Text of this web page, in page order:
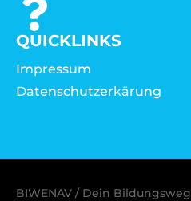
QUICKLINKS
Impressum
Datenschutzerkärung
BIWENAV / Dein